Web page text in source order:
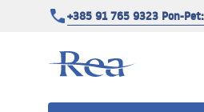
+385 91 765 9323 Pon-